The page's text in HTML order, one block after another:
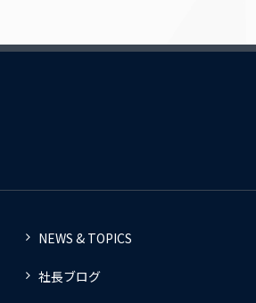
NEWS & TOPICS
社長ブログ